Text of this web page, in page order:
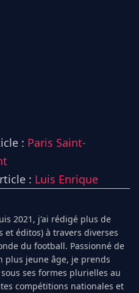
: Paris Saint-
: Luis Enrique
2021, j'ai rédigé plus de
et éditos) à travers diverses
du football. Passionné de
plus jeune âge, je prends
ses formes plurielles au
compétitions nationales et